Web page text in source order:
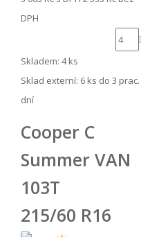
DPH
Skladem: 4 ks
Sklad externí: 6 ks do 3 prac.
dní
Cooper C
Summer VAN
103T
215/60 R16